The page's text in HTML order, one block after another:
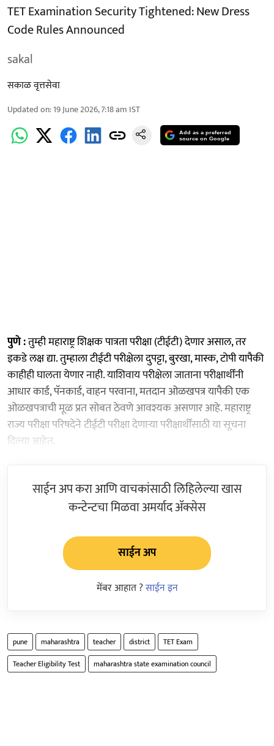
TET Examination Security Tightened: New Dress
Code Rules Announced
sakal
सकाळ वृत्तसेवा
Updated on:19 June 2026, 7:18 am IST
Add as a preferred
source on Google
पुणे :तुम्ही महाराष्ट्र शिक्षक पात्रता परीक्षा (टीईटी) देणार असाल, तर
इकडे लक्ष द्या. तुम्हाला टीईटी परीक्षेला दुपट्टा, बुरखा, मास्क, टोपी यापैकी
काहीही घालता येणार नाही. याशिवाय परीक्षेला जाताना परीक्षार्थींनी
आधार कार्ड, पॅनकार्ड, वाहन परवाना, मतदान ओळखपत्र यापैकी एक
ओळखपत्राची मूळ प्रत सोबत ठेवणे आवश्यक असणार आहे. महाराष्ट्र
राज्य परीक्षा परिषदेने टीईटी परीक्षा देणाऱ्या परीक्षार्थींसाठी या सूचना
दिल्या आहेत.
साईन अप करा आणि वाचकांसाठी लिहिलेल्या खास
कन्टेन्टचा मिळवा अमर्याद ॲक्सेस
साईन अप
मेंबर आहात ?साईन इन
pune maharashtra teacher district
TET Exam
Teacher Eligibility Test
maharashtra state examination council